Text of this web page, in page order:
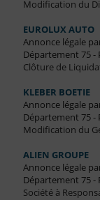
Modification du
EUROLUX AUTO
Annonce légale
Département 75 -
Clôture de
KLEBER BOETIE
Annonce légale
Département 75 -
Modification du
ALIEN GROUPE
Annonce légale
Département 75 -
Société à